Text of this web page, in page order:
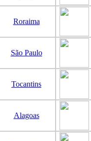
Roraima
São Paulo
Tocantins
Alagoas